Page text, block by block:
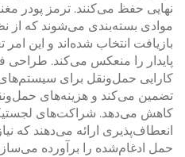
نهایی حفظ می‌کنند. ترمز پودر
موادی بسته‌بندی می‌شوند که از
بازیافت انتخاب شده‌اند و این
پایدار را منعکس می‌کند. طراحی
کارایی حمل‌ونقل برای
تضمین می‌کند و هزینه‌های
کاهش می‌دهد. شراکت‌های
انعطاف‌پذیری ارائه می‌دهند که
حمل ادغام‌شده را برآورده